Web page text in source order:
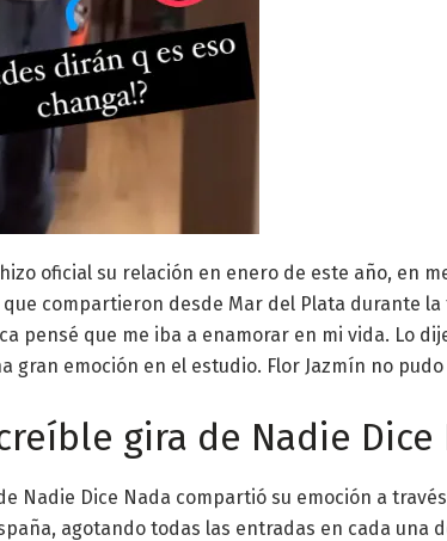
oficial su relación en enero de este año, en
compartieron desde Mar del Plata durante
pensé que me iba a enamorar en mi vida. Lo
gran emoción en el estudio. Flor Jazmín no
gira de Nadie Dice
Nadie Dice Nada compartió su emoción a
agotando todas las entradas en cada una